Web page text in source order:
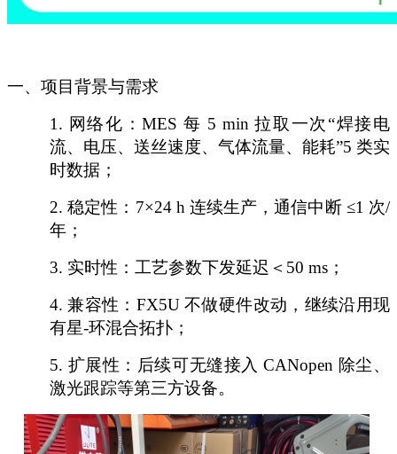
一、项目背景与需求
1. 网络化：MES 每 5 min 拉取一次“焊接电
流、电压、送丝速度、气体流量、能耗”5 类实
时数据；
2.稳定性： 7×24 h 连续生产，通信中断 ≤1 次/
年；
3. 实时性：工艺参数下发延迟＜ 50 ms；
4.兼容性： FX5U 不做硬件改动，继续沿用现
有星-环混合拓扑；
5. 扩展性：后续可无缝接入 CANopen 除尘、
激光跟踪等第三方设备。